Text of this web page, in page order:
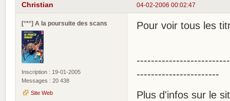
04-02-2006 00:02:47
Christian
[°*°] A la poursuite des scans
Inscription : 19-01-2005
Messages : 20 438
Site Web
Pour voir tous les
-----------------------
Plus d'infos sur le